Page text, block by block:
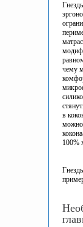
чему
в
можно
100%